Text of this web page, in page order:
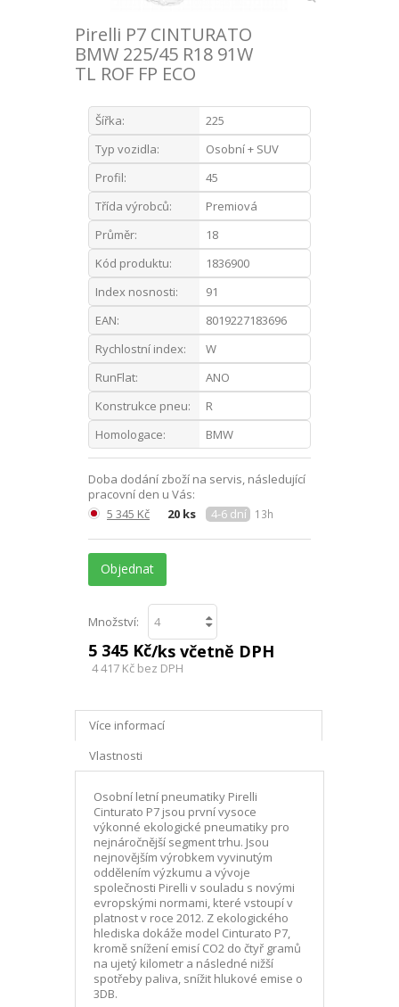
Pirelli P7 CINTURATO
BMW 225/45 R18 91W
TL ROF FP ECO
Šířka:
225
Typ vozidla:
Osobní + SUV
Profil:
45
Třída výrobců:
Premiová
Průměr:
18
Kód produktu:
1836900
Index nosnosti:
91
EAN:
8019227183696
Rychlostní index:
W
RunFlat:
ANO
Konstrukce pneu:
R
Homologace:
BMW
Doba dodání zboží na servis, následující
pracovní den u Vás:
5 345 Kč
20 ks 4-6 dní 13h
Objednat
Množství:
5 345 Kč/ks včetně DPH
4 417 Kč bez DPH
Více informací
Vlastnosti
Osobní letní pneumatiky Pirelli
Cinturato P7 jsou první vysoce
výkonné ekologické pneumatiky pro
nejnáročnější segment trhu. Jsou
nejnovějším výrobkem vyvinutým
oddělením výzkumu a vývoje
společnosti Pirelli v souladu s novými
evropskými normami, které vstoupí v
platnost v roce 2012. Z ekologického
hlediska dokáže model Cinturato P7,
kromě snížení emisí CO2 do čtyř gramů
na ujetý kilometr a následné nižší
spotřeby paliva, snížit hlukové emise o
3DB.